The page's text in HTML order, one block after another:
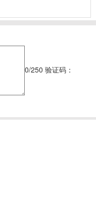
0/250 验证码：